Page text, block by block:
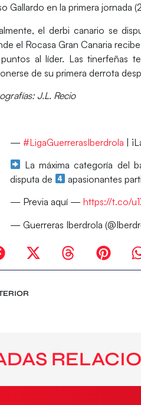
Gallardo en la primera jornada
el derbi canario se
el Rocasa Gran Canaria
al líder. Las tinerfeñas
de su primera derrota
J.L. Recio
— #LigaGuerrerasIberdrola |
La máxima categoría del
disputa de
apasionantes
— Previa aquí — https://t.co/
— Guerreras Iberdrola